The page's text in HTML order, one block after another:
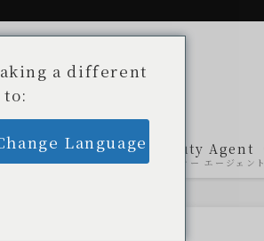
Blog/News
ブログ/最新情報
Beauty Agent
ビューティー エージェント
a different
Language